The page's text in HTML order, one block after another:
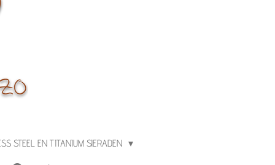
STEEL EN TITANIUM SIERADEN